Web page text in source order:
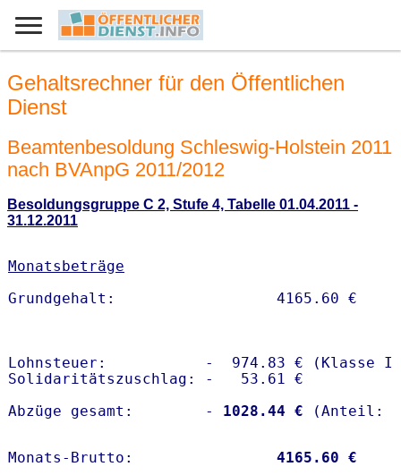
Gehaltsrechner für den Öffentlichen
Dienst
Beamtenbesoldung Schleswig-Holstein 2011
nach BVAnpG 2011/2012
Besoldungsgruppe C 2, Stufe 4, Tabelle 01.04.2011 -
31.12.2011
Monatsbeträge
Lohnsteuer:           -  974.83 € (Klasse I)
Solidaritätszuschlag: -   53.61 €
Abzüge gesamt:        -
1028.44 €
Monats-Brutto: 4165.60 €